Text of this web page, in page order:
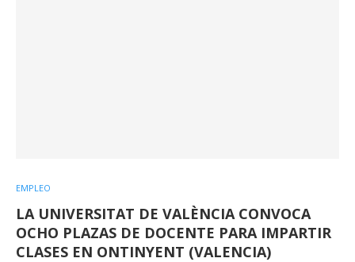
EMPLEO
LA UNIVERSITAT DE VALÈNCIA CONVOCA
OCHO PLAZAS DE DOCENTE PARA IMPARTIR
CLASES EN ONTINYENT (VALENCIA)